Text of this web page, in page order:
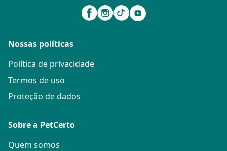
Nossas políticas
Política de privacidade
Termos de uso
Proteção de dados
Sobre a PetCerto
Quem somos